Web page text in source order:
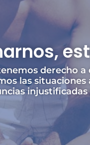
derecho
las situaciones